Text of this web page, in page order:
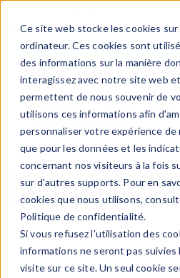
Ce site web stocke les cookies
ordinateur. Ces cookies sont
des informations sur la manière
interagissez avec notre site web
permettent de nous souvenir de
utilisons ces informations afin
personnaliser votre expérience de
que pour les données et les
concernant nos visiteurs à la fois
sur d'autres supports. Pour en
cookies que nous utilisons,
Politique de confidentialité.
Si vous refusez l'utilisation des
informations ne seront pas suivies
visite sur ce site. Un seul cookie
Articles
présentations
RECHERCHE RAPIDE
Filtrer par domaine physique